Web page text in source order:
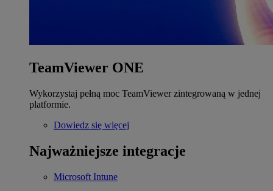
TeamViewer ONE
Wykorzystaj pełną moc TeamViewer zintegrowaną w jednej
platformie.
Dowiedz się więcej
Najważniejsze integracje
Microsoft Intune